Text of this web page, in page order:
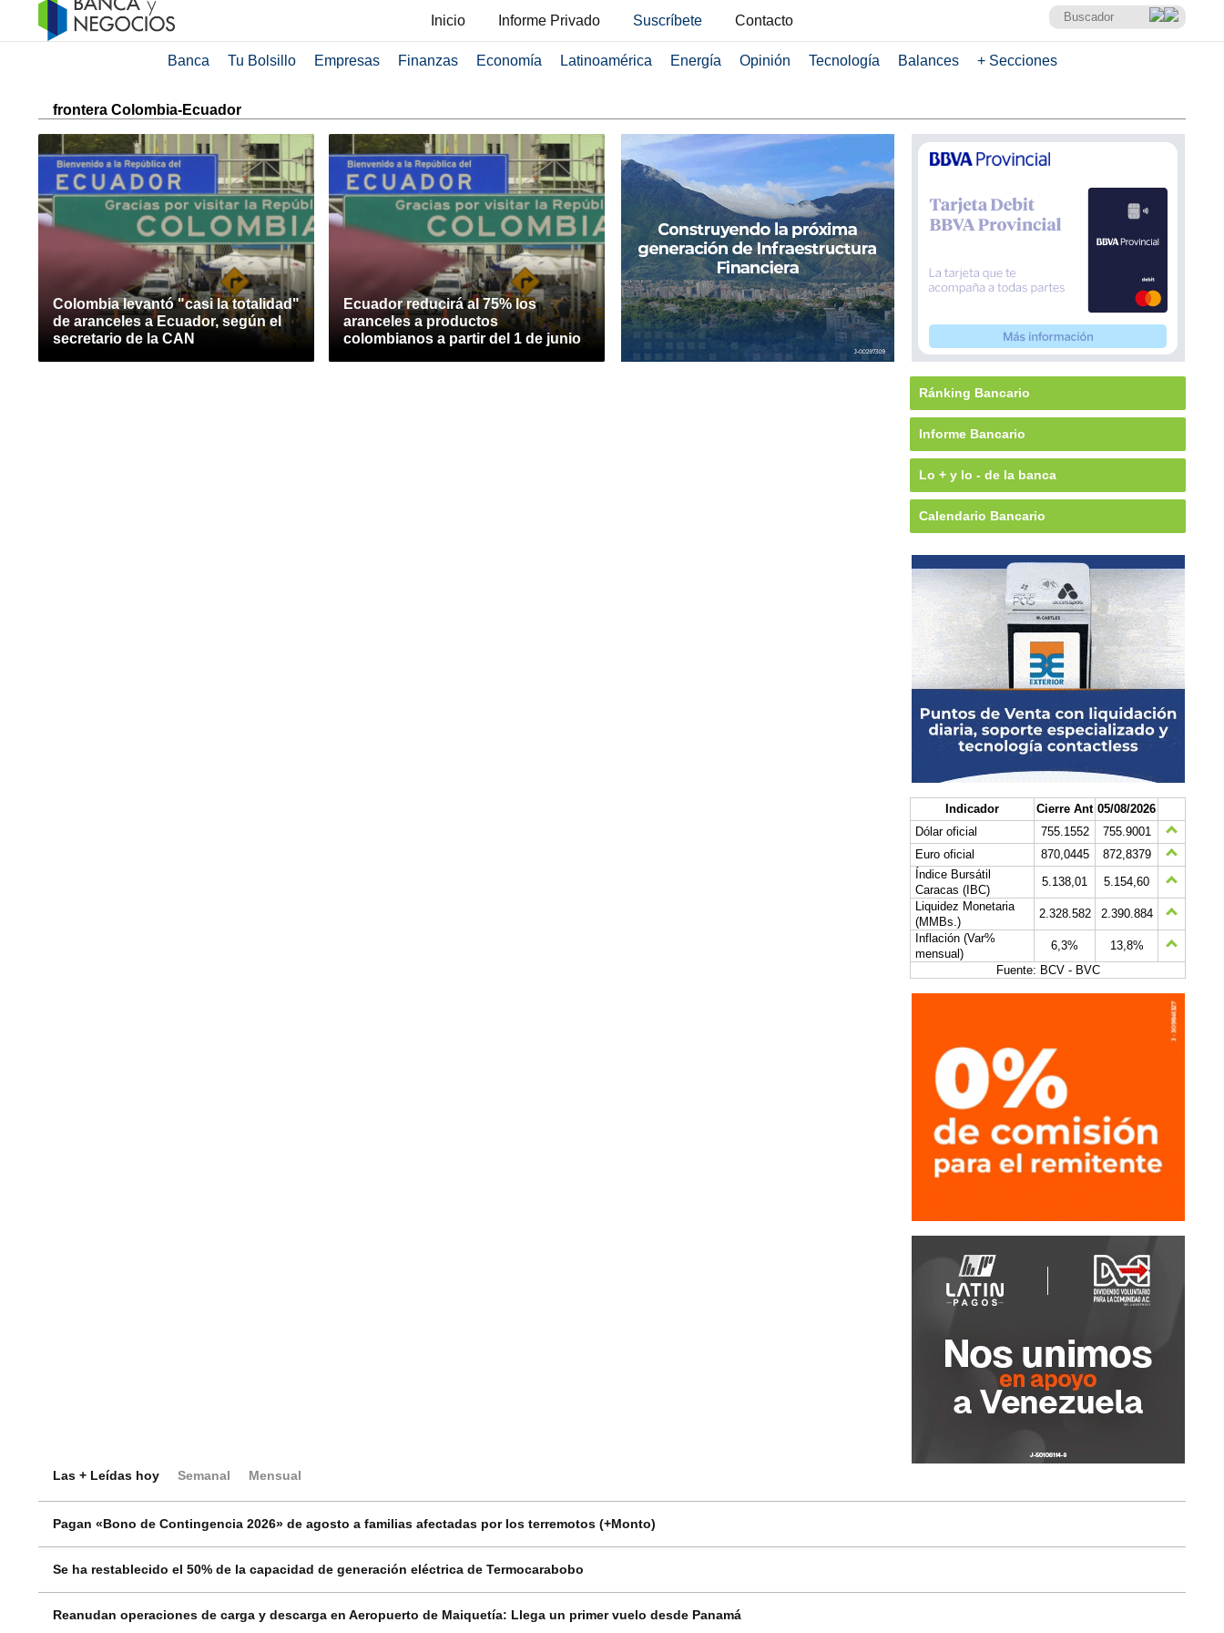
Inicio Informe Privado Suscríbete Contacto
Banca Tu Bolsillo Empresas Finanzas Economía Latinoamérica Energía Opinión Tecnología Balances + Secciones
frontera Colombia-Ecuador
Colombia levantó "casi la totalidad"
de aranceles a Ecuador, según el
secretario de la CAN
Ecuador reducirá al 75% los
aranceles a productos
colombianos a partir del 1 de junio
Ránking Bancario
Informe Bancario
Lo + y lo - de la banca
Calendario Bancario
Indicador Cierre Ant 05/08/2026
Dólar oficial
755.1552
755.9001
Euro oficial
870,0445
872,8379
Índice Bursátil
Caracas (IBC)
5.138,01
5.154,60
Liquidez Monetaria
(MMBs.)
2.328.582
2.390.884
Inflación (Var%
mensual)
6,3%
13,8%
Fuente: BCV - BVC
Las + Leídas hoy Semanal Mensual
Pagan «Bono de Contingencia 2026» de agosto a familias afectadas por los terremotos (+Monto)
Se ha restablecido el 50% de la capacidad de generación eléctrica de Termocarabobo
Reanudan operaciones de carga y descarga en Aeropuerto de Maiquetía: Llega un primer vuelo desde Panamá